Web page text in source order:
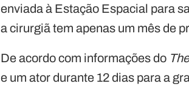
enviada à Estação Espacial para
a cirurgiã tem apenas um mês de
De acordo com informações do
e um ator durante 12 dias para a